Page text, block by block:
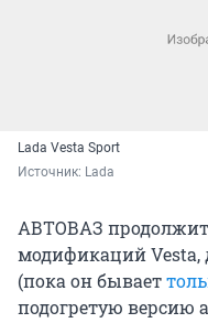
Источник: Lada
модификаций Vesta,
(пока он бывает
подогретую версию
полноценным